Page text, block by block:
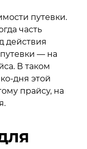
путевки.
часть
действия
— на
В таком
дня этой
прайсу, на